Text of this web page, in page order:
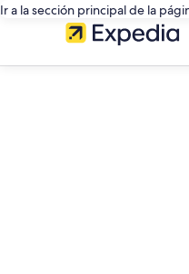
Ir a la sección principal de la